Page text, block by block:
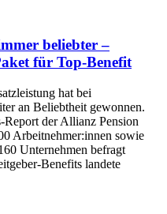
beliebter –
für Top-Benefit
hat bei
an Beliebtheit gewonnen.
Report der Allianz Pension
Arbeitnehmer:innen sowie
Unternehmen befragt
Benefits landete